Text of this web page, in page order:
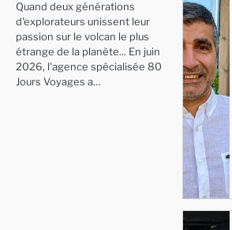
Quand deux générations
d'explorateurs unissent leur
passion sur le volcan le plus
étrange de la planète... En juin
2026, l'agence spécialisée 80
Jours Voyages a…